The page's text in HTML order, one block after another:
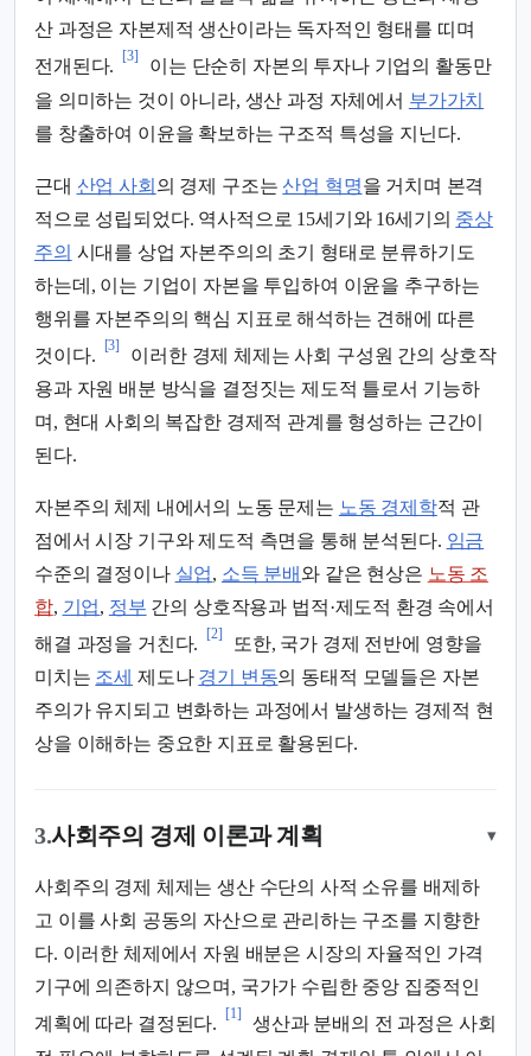
산 과정은 자본제적 생산이라는 독자적인 형태를 띠며
전개된다.
[3]
이는 단순히 자본의 투자나 기업의 활동만
을 의미하는 것이 아니라, 생산 과정 자체에서 부가가치
를 창출하여 이윤을 확보하는 구조적 특성을 지닌다.
근대 산업 사회 의 경제 구조는산업 혁명을 거치며 본격
적으로 성립되었다. 역사적으로 15세기와 16세기의 중상
주의 시대를 상업 자본주의의 초기 형태로 분류하기도
하는데, 이는 기업이 자본을 투입하여 이윤을 추구하는
행위를 자본주의의 핵심 지표로 해석하는 견해에 따른
것이다.
[3]
이러한 경제 체제는 사회 구성원 간의 상호작
용과 자원 배분 방식을 결정짓는 제도적 틀로서 기능하
며, 현대 사회의 복잡한 경제적 관계를 형성하는 근간이
된다.
자본주의 체제 내에서의 노동 문제는 노동 경제학적 관
점에서 시장 기구와 제도적 측면을 통해 분석된다. 임금
수준의 결정이나 실업, 소득 분배 와 같은 현상은 노동 조
합, 기업, 정부 간의 상호작용과 법적·제도적 환경 속에서
해결 과정을 거친다.
[2]
또한, 국가 경제 전반에 영향을
미치는 조세 제도나 경기 변동의 동태적 모델들은 자본
주의가 유지되고 변화하는 과정에서 발생하는 경제적 현
상을 이해하는 중요한 지표로 활용된다.
3.사회주의 경제 이론과 계획 ▾
사회주의 경제 체제는 생산 수단의 사적 소유를 배제하
고 이를 사회 공동의 자산으로 관리하는 구조를 지향한
다. 이러한 체제에서 자원 배분은 시장의 자율적인 가격
기구에 의존하지 않으며, 국가가 수립한 중앙 집중적인
계획에 따라 결정된다.
[1]
생산과 분배의 전 과정은 사회